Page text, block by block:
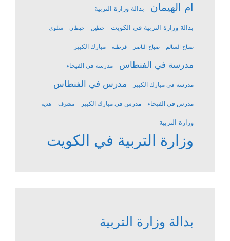
ام الهيمان بدالة وزارة التربية
بدالة وزارة التربية في الكويت حطين خيطان سلوى
صباح السالم صباح الناصر قرطبة مبارك الكبير
مدرسة في الفنطاس مدرسة في الفيحاء
مدرسة في مبارك الكبير مدرس في الفنطاس
مدرس في الفيحاء مدرس في مبارك الكبير مشرف هدية
وزارة التربية
وزارة التربية في الكويت
بدالة وزارة التربية